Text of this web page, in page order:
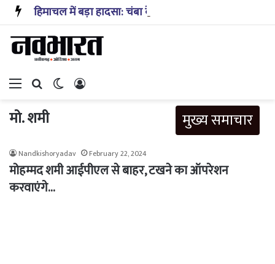
Menu Search forSwitch skin
मो. शमी मुख्य समाचार
Nandkishoryadav February 22, 2024
मोहम्मद शमी आईपीएल से बाहर, टखने का ऑपरेशन
करवाएंगे…